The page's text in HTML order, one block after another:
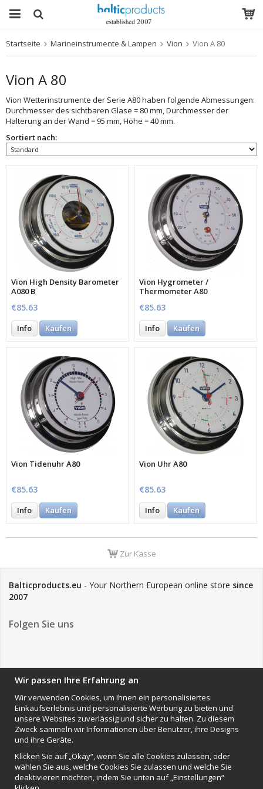
Startseite Marineinstrumente & Lampen Vion Vion A 80
Vion A 80
Vion Wetterinstrumente der Serie A80 haben folgende Abmessungen:
Durchmesser des sichtbaren Glase = 80 mm, Durchmesser der
Halterung an der Wand = 95 mm, Höhe = 40 mm.
Sortiert nach:
Vion High Density Barometer
A080 B
€85.63
Info Kaufen
Vion Hygrometer /
Thermometer A80
€85.63
Info Kaufen
Vion Tidenuhr A80
€85.63
Info Kaufen
Vion Uhr A80
€85.63
Info Kaufen
Zur Kasse
Balticproducts.eu - Your Northern European online store since
2007
Folgen Sie uns
NEWSLETTER
Anmelden
Impressum
VAMOS Commerce AB
Organisationsnummer: 559502-0453
Wir passen Ihre Erfahrung an
Wir verwenden Cookies, um Ihnen ein personalisiertes
Einkaufserlebnis und personalisierte Werbung zu bieten und
unsere Websites zuverlässig und sicher zu halten. Zu diesem
Zweck sammeln wir Informationen über Benutzer, ihre Designs
und ihre Geräte.
Klicken Sie auf „Okay“, wenn Sie alle Cookies zulassen, oder
wählen Sie aus, welche Cookies Sie zulassen und welche Sie
deaktivieren möchten, indem Sie unten auf „Einstellungen“